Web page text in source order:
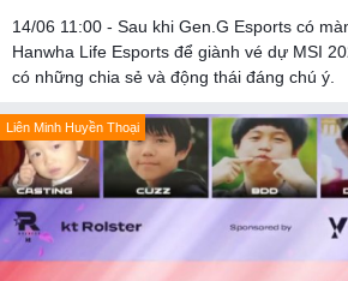
14/06 11:00 - Sau khi Gen.G Esports có
Hanwha Life Esports để giành vé dự MSI
có những chia sẻ và động thái đáng chú ý.
Liên Minh Huyền Thoại